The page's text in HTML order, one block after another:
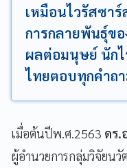
เหมือนไวรัสซา
การกลายพันธุ์ข
ผลต่อมนุษย์ นักไ
ไทยตอบทุกคำถา
เมื่อต้นปีพ.ศ.2563 ดร.
ผู้อำนวยการกลุ่มวิจัยน